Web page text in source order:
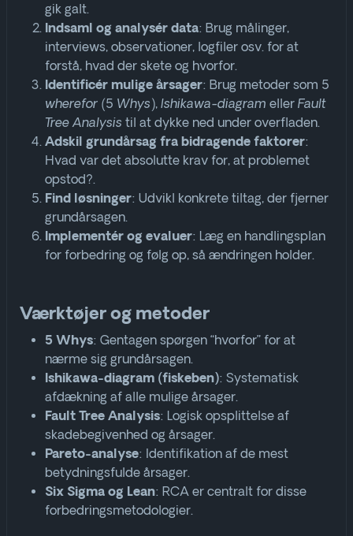
gik galt.
Indsaml og analysér data: Brug målinger,
interviews, observationer, logfiler osv. for at
forstå, hvad der skete og hvorfor.
Identificér mulige årsager: Brug metoder som 5
wherefor (5 Whys),Ishikawa-diagram ellerFault
Tree Analysis til at dykke ned under overfladen.
Adskil grundårsag fra bidragende faktorer:
Hvad var det absolutte krav for, at problemet
opstod?.
Find løsninger: Udvikl konkrete tiltag, der fjerner
grundårsagen.
Implementér og evaluer: Læg en handlingsplan
for forbedring og følg op, så ændringen holder.
Værktøjer og metoder
5 Whys: Gentagen spørgen “hvorfor” for at
nærme sig grundårsagen.
Ishikawa-diagram (fiskeben): Systematisk
afdækning af alle mulige årsager.
Fault Tree Analysis: Logisk opsplittelse af
skadebegivenhed og årsager.
Pareto-analyse: Identifikation af de mest
betydningsfulde årsager.
Six Sigma og Lean: RCA er centralt for disse
forbedringsmetodologier.